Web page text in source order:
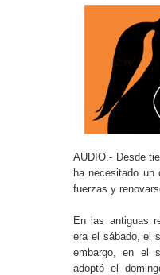
AUDIO .- Desde
ha necesitado un
fuerzas y
En las antiguas
era el sábado, el
embargo, en el
adoptó el